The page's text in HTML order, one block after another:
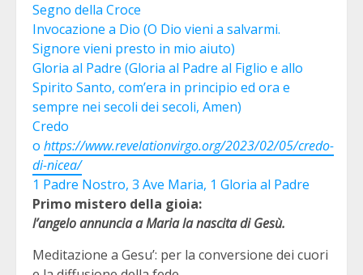
Segno della Croce
Invocazione a Dio (O Dio vieni a salvarmi.
Signore vieni presto in mio aiuto)
Gloria al Padre (Gloria al Padre al Figlio e allo
Spirito Santo, com’era in principio ed ora e
sempre nei secoli dei secoli, Amen)
Credo
o https://www.revelationvirgo.org/2023/02/05/credo-
di-nicea/
1 Padre Nostro, 3 Ave Maria, 1 Gloria al Padre
Primo mistero della gioia:
l’angelo annuncia a Maria la nascita di Gesù.
Meditazione a Gesu’: per la conversione dei cuori